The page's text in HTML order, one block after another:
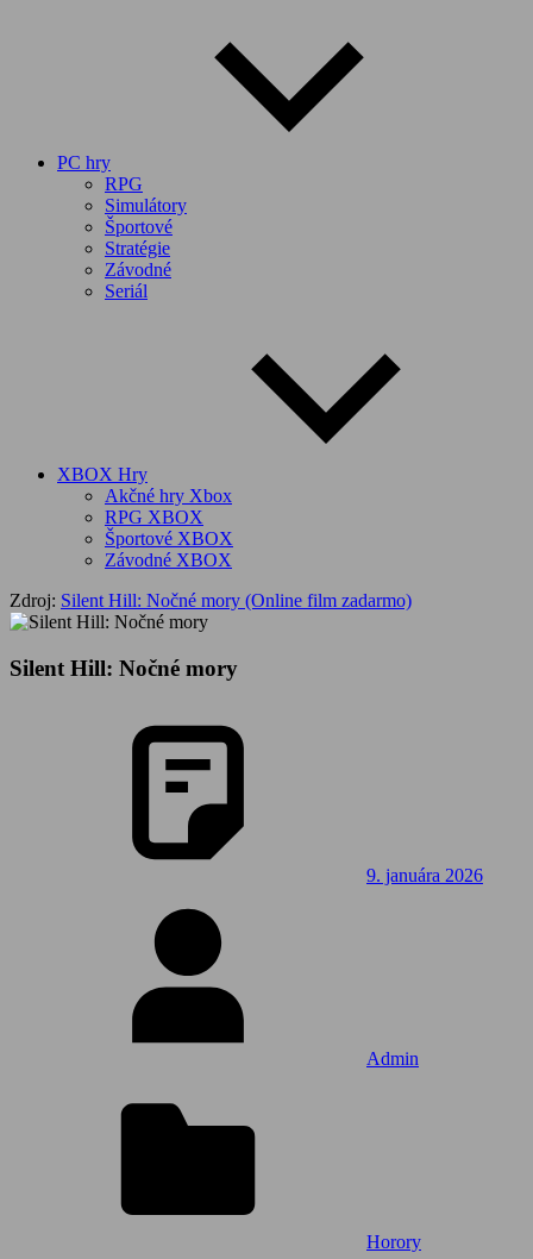
PC hry
RPG
Simulátory
Športové
Stratégie
Závodné
Seriál
XBOX Hry
Akčné hry Xbox
RPG XBOX
Športové XBOX
Závodné XBOX
Zdroj: Silent Hill: Nočné mory (Online film zadarmo)
Silent Hill: Nočné mory
9. januára 2026
Admin
Horory